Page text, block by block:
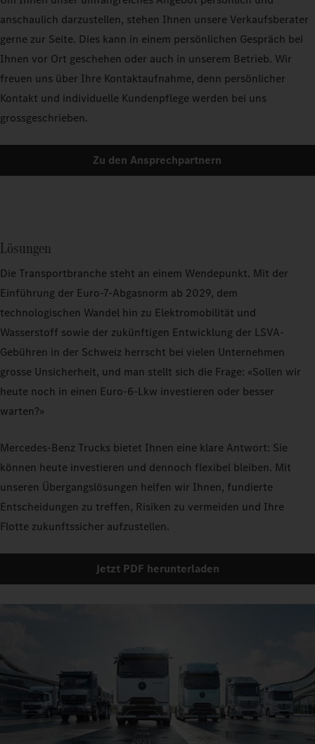
anschaulich darzustellen, stehen Ihnen unsere Verkaufsberater
gerne zur Seite. Dies kann in einem persönlichen Gespräch bei
Ihnen vor Ort geschehen oder auch in unserem Betrieb. Wir
freuen uns über Ihre Kontaktaufnahme, denn persönlicher
Kontakt und individuelle Kundenpflege werden bei uns
grossgeschrieben.
Zu den Ansprechpartnern
Lösungen
Die Transportbranche steht an einem Wendepunkt. Mit der
Einführung der Euro-7-Abgasnorm ab 2029, dem
technologischen Wandel hin zu Elektromobilität und
Wasserstoff sowie der zukünftigen Entwicklung der LSVA-
Gebühren in der Schweiz herrscht bei vielen Unternehmen
grosse Unsicherheit, und man stellt sich die Frage: «Sollen wir
heute noch in einen Euro-6-Lkw investieren oder besser
warten?»
Mercedes-Benz Trucks bietet Ihnen eine klare Antwort: Sie
können heute investieren und dennoch flexibel bleiben. Mit
unseren Übergangslösungen helfen wir Ihnen, fundierte
Entscheidungen zu treffen, Risiken zu vermeiden und Ihre
Flotte zukunftssicher aufzustellen.
Jetzt PDF herunterladen